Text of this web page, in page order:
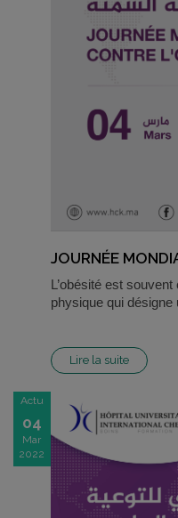
JOURNÉE
L’obésité est
physique qui
Lire la suite
Actu
04
Mar
2022